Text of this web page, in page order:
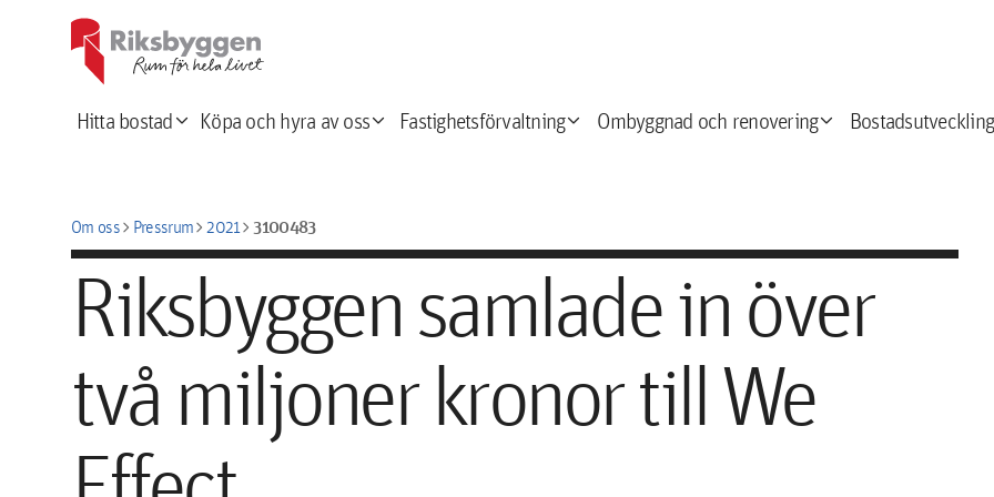
Hitta bostadexpand_more Köpa och hyra av ossexpand_more Fastighetsförvaltningexpand_more Ombyggnad och renoveringexpand_more Bostadsutveckling
Om osschevron_rightPressrumchevron_right2021chevron_right3100483
Riksbyggen samlade in över
två miljoner kronor till We